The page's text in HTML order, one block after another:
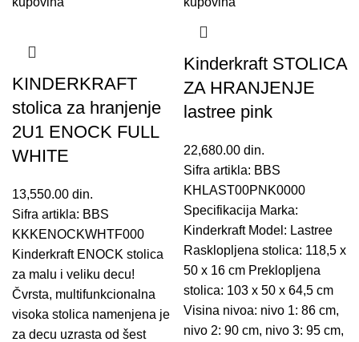
KINDERKRAFT
stolica za hranjenje
2U1 ENOCK FULL
WHITE
13,550.00 din.
Sifra artikla: BBS
KKKENOCKWHTF000
Kinderkraft ENOCK stolica
za malu i veliku decu!
Čvrsta, multifunkcionalna
visoka stolica namenjena je
za decu uzrasta od šest
Kinderkraft STOLICA
ZA HRANJENJE
lastree pink
22,680.00 din.
Sifra artikla: BBS
KHLAST00PNK0000
Specifikacija Marka:
Kinderkraft Model: Lastree
Rasklopljena stolica: 118,5 x
50 x 16 cm Preklopljena
stolica: 103 x 50 x 64,5 cm
Visina nivoa: nivo 1: 86 cm,
nivo 2: 90 cm, nivo 3: 95 cm,